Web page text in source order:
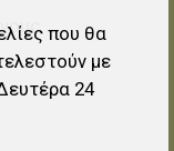
που θα
με
24